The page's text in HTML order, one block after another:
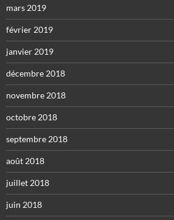
mars 2019
février 2019
janvier 2019
décembre 2018
novembre 2018
octobre 2018
septembre 2018
août 2018
juillet 2018
juin 2018